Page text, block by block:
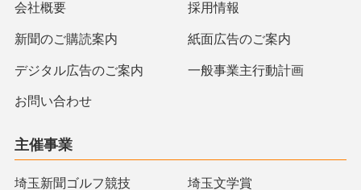
会社概要 採用情報
新聞のご購読案内 紙面広告のご案内
デジタル広告のご案内 一般事業主行動計画
お問い合わせ
主催事業
埼玉新聞ゴルフ競技 埼玉文学賞